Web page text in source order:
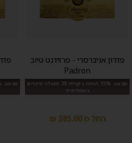
פדרון אניברסרי - פרזידנט טיוב
Padron
מבצע: 15% הנחה בקניית 20 ומעלה סיגרים
בעבודת יד
החל מ 285.00 ₪